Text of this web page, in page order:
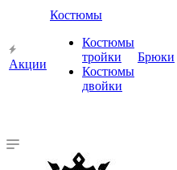
Акции
Костюмы
Костюмы
тройки
Костюмы
двойки
Брюки